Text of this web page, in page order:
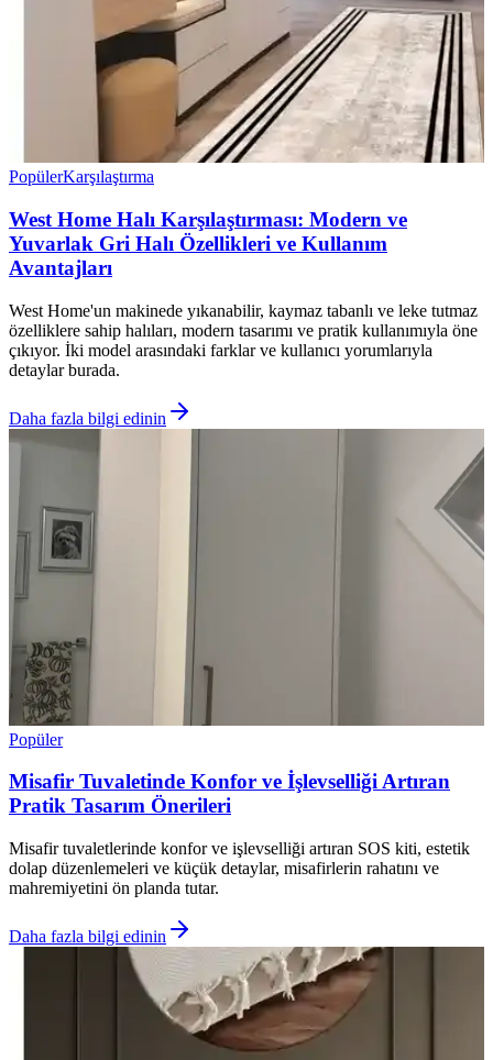
PopülerKarşılaştırma
West Home Halı Karşılaştırması: Modern ve
Yuvarlak Gri Halı Özellikleri ve Kullanım
Avantajları
West Home'un makinede yıkanabilir, kaymaz tabanlı ve leke tutmaz
özelliklere sahip halıları, modern tasarımı ve pratik kullanımıyla öne
çıkıyor. İki model arasındaki farklar ve kullanıcı yorumlarıyla
detaylar burada.
Daha fazla bilgi edinin
Popüler
Misafir Tuvaletinde Konfor ve İşlevselliği Artıran
Pratik Tasarım Önerileri
Misafir tuvaletlerinde konfor ve işlevselliği artıran SOS kiti, estetik
dolap düzenlemeleri ve küçük detaylar, misafirlerin rahatını ve
mahremiyetini ön planda tutar.
Daha fazla bilgi edinin